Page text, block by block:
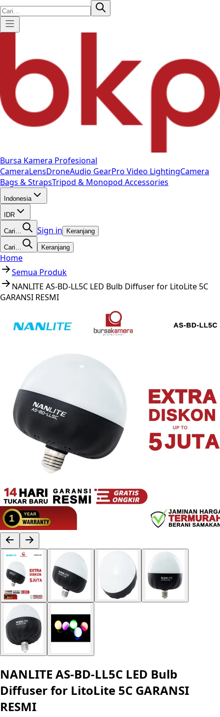
Bursa Kamera Profesional
CameraLensDroneAudio GearPro Video LightingCamera
Bags & StrapsTripod & Monopod Accessories
Indonesia
IDR
Cari… Sign in Keranjang
Cari… Keranjang
Home
Semua Produk
NANLITE AS-BD-LL5C LED Bulb Diffuser for LitoLite 5C
GARANSI RESMI
NANLITE AS-BD-LL5C LED Bulb
Diffuser for LitoLite 5C GARANSI
RESMI